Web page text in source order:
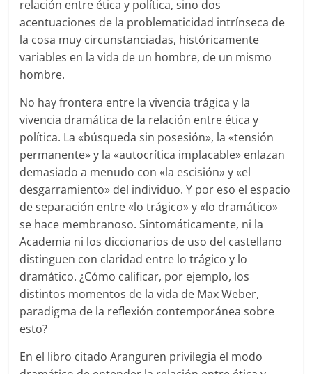
relación entre ética y política, sino dos
acentuaciones de la problematicidad intrínseca de
la cosa muy circunstanciadas, históricamente
variables en la vida de un hombre, de un mismo
hombre.
No hay frontera entre la vivencia trágica y la
vivencia dramática de la relación entre ética y
política. La «búsqueda sin posesión», la «tensión
permanente» y la «autocrítica implacable» enlazan
demasiado a menudo con «la escisión» y «el
desgarramiento» del individuo. Y por eso el espacio
de separación entre «lo trágico» y «lo dramático»
se hace membranoso. Sintomáticamente, ni la
Academia ni los diccionarios de uso del castellano
distinguen con claridad entre lo trágico y lo
dramático. ¿Cómo calificar, por ejemplo, los
distintos momentos de la vida de Max Weber,
paradigma de la reflexión contemporánea sobre
esto?
En el libro citado Aranguren privilegia el modo